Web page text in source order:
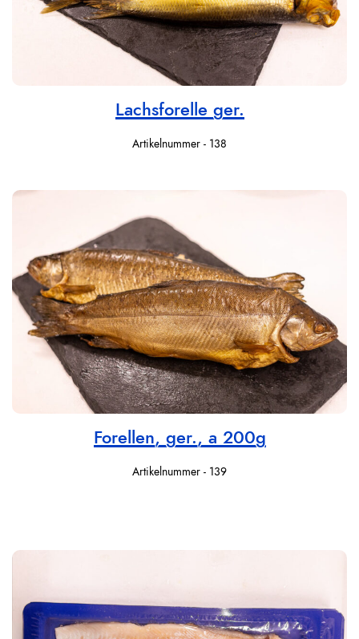
Lachsforelle ger.
Artikelnummer - 138
Forellen, ger., a 200g
Artikelnummer - 139